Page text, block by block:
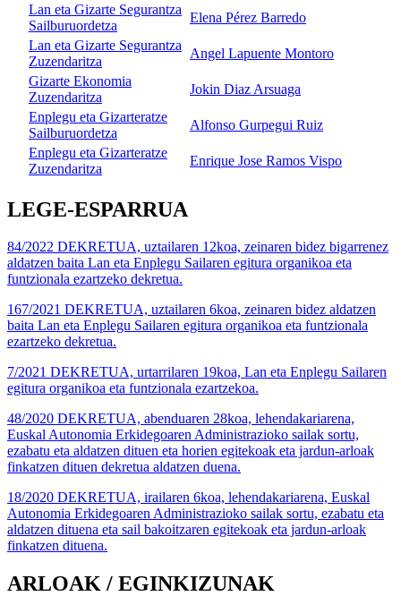
Lan eta Gizarte Segurantza
Sailburuordetza
Elena Pérez Barredo
Lan eta Gizarte Segurantza
Zuzendaritza
Angel Lapuente Montoro
Gizarte Ekonomia
Zuzendaritza
Jokin Diaz Arsuaga
Enplegu eta Gizarteratze
Sailburuordetza
Alfonso Gurpegui Ruiz
Enplegu eta Gizarteratze
Zuzendaritza
Enrique Jose Ramos Vispo
LEGE-ESPARRUA
84/2022 DEKRETUA, uztailaren 12koa, zeinaren bidez bigarrenez
aldatzen baita Lan eta Enplegu Sailaren egitura organikoa eta
funtzionala ezartzeko dekretua.
167/2021 DEKRETUA, uztailaren 6koa, zeinaren bidez aldatzen
baita Lan eta Enplegu Sailaren egitura organikoa eta funtzionala
ezartzeko dekretua.
7/2021 DEKRETUA, urtarrilaren 19koa, Lan eta Enplegu Sailaren
egitura organikoa eta funtzionala ezartzekoa.
48/2020 DEKRETUA, abenduaren 28koa, lehendakariarena,
Euskal Autonomia Erkidegoaren Administrazioko sailak sortu,
ezabatu eta aldatzen dituen eta horien egitekoak eta jardun-arloak
finkatzen dituen dekretua aldatzen duena.
18/2020 DEKRETUA, irailaren 6koa, lehendakariarena, Euskal
Autonomia Erkidegoaren Administrazioko sailak sortu, ezabatu eta
aldatzen dituena eta sail bakoitzaren egitekoak eta jardun-arloak
finkatzen dituena.
ARLOAK / EGINKIZUNAK